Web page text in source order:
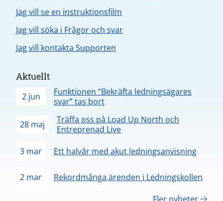
Jag vill se en instruktionsfilm
Jag vill söka i Frågor och svar
Jag vill kontakta Supporten
Aktuellt
2 jun
Funktionen “Bekräfta ledningsägares
svar” tas bort
28 maj
Träffa oss på Load Up North och
Entreprenad Live
3 mar
Ett halvår med akut ledningsanvisning
2 mar
Rekordmånga ärenden i Ledningskollen